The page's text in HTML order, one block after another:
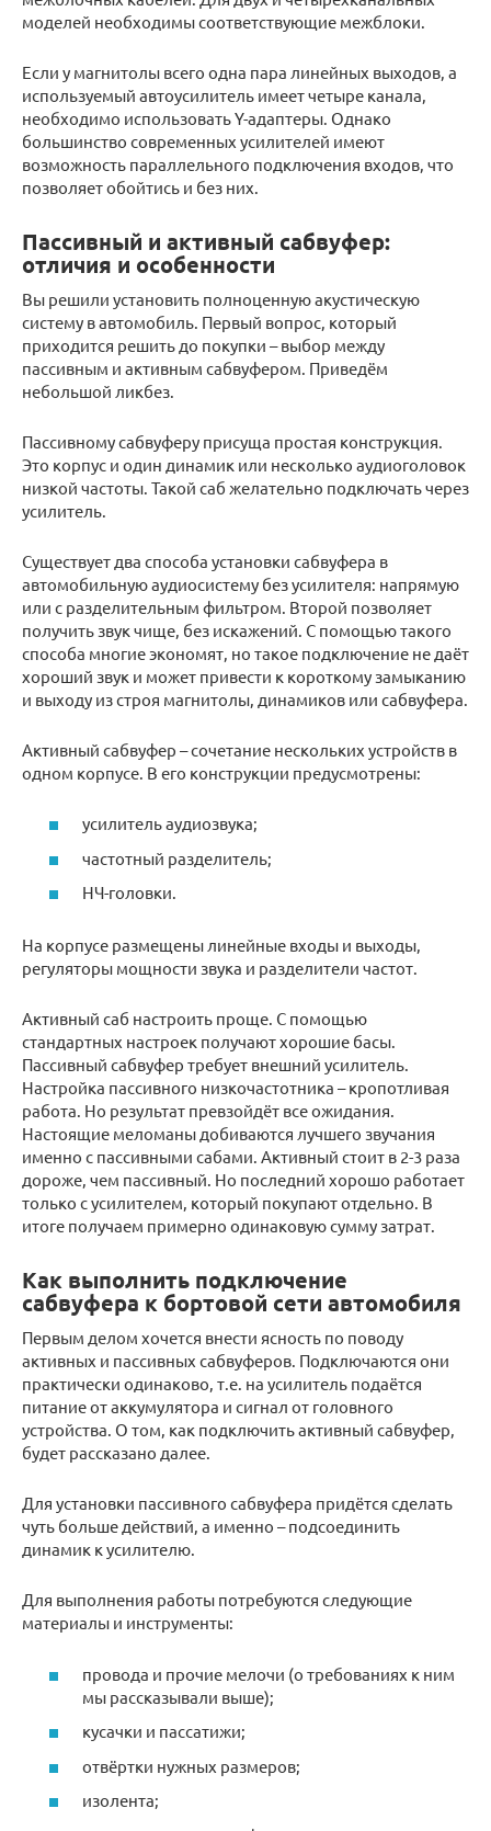
моделей необходимы соответствующие межблоки.
Если у магнитолы всего одна пара линейных выходов, а
используемый автоусилитель имеет четыре канала,
необходимо использовать Y-адаптеры. Однако
большинство современных усилителей имеют
возможность параллельного подключения входов, что
позволяет обойтись и без них.
Пассивный и активный сабвуфер:
отличия и особенности
Вы решили установить полноценную акустическую
систему в автомобиль. Первый вопрос, который
приходится решить до покупки – выбор между
пассивным и активным сабвуфером. Приведём
небольшой ликбез.
Пассивному сабвуферу присуща простая конструкция.
Это корпус и один динамик или несколько аудиоголовок
низкой частоты. Такой саб желательно подключать через
усилитель.
Существует два способа установки сабвуфера в
автомобильную аудиосистему без усилителя: напрямую
или с разделительным фильтром. Второй позволяет
получить звук чище, без искажений. С помощью такого
способа многие экономят, но такое подключение не даёт
хороший звук и может привести к короткому замыканию
и выходу из строя магнитолы, динамиков или сабвуфера.
Активный сабвуфер – сочетание нескольких устройств в
одном корпусе. В его конструкции предусмотрены:
усилитель аудиозвука;
частотный разделитель;
НЧ-головки.
На корпусе размещены линейные входы и выходы,
регуляторы мощности звука и разделители частот.
Активный саб настроить проще. С помощью
стандартных настроек получают хорошие басы.
Пассивный сабвуфер требует внешний усилитель.
Настройка пассивного низкочастотника – кропотливая
работа. Но результат превзойдёт все ожидания.
Настоящие меломаны добиваются лучшего звучания
именно с пассивными сабами. Активный стоит в 2-3 раза
дороже, чем пассивный. Но последний хорошо работает
только с усилителем, который покупают отдельно. В
итоге получаем примерно одинаковую сумму затрат.
Как выполнить подключение
сабвуфера к бортовой сети автомобиля
Первым делом хочется внести ясность по поводу
активных и пассивных сабвуферов. Подключаются они
практически одинаково, т.е. на усилитель подаётся
питание от аккумулятора и сигнал от головного
устройства. О том, как подключить активный сабвуфер,
будет рассказано далее.
Для установки пассивного сабвуфера придётся сделать
чуть больше действий, а именно – подсоединить
динамик к усилителю.
Для выполнения работы потребуются следующие
материалы и инструменты:
провода и прочие мелочи (о требованиях к ним
мы рассказывали выше);
кусачки и пассатижи;
отвёртки нужных размеров;
изолента;